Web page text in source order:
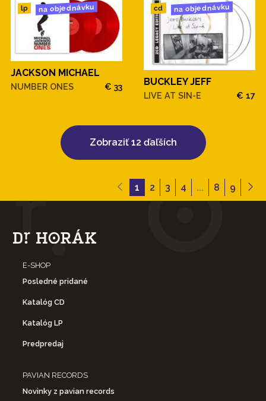
lp na objednávku
JACKSON MICHAEL
NUMBER ONES € 33
cd na objednávku
BUCKLEY JEFF
LIVE AT SIN-E € 17
Zobraziť 12 ďaľších
1 2 3 4 ... 8 9
E-SHOP
Posledné pridané
Katalóg CD
Katalóg LP
Predpredaj
PAVIAN RECORDS
Novinky z pavian records